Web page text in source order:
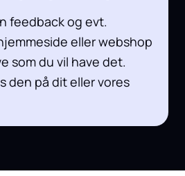
feedback og evt.
eller webshop
som du vil have det.
den på dit eller vores